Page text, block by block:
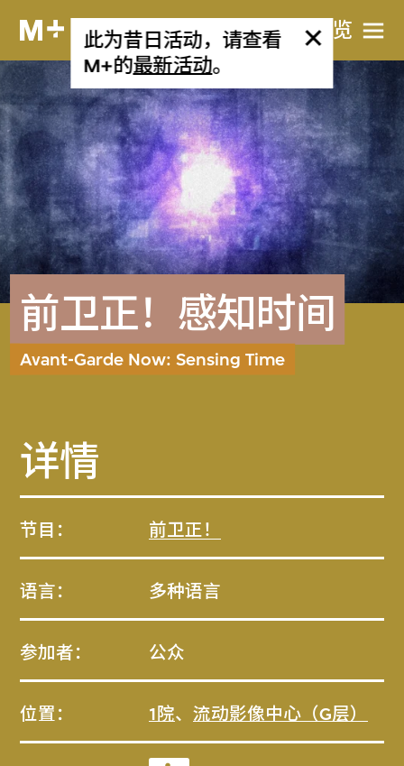
网站导览
此为昔日活动，请查看
M+的最新活动。
前卫正！感知时间
Avant-Garde Now: Sensing Time
详情
节目： 前卫正！
语言： 多种语言
参加者： 公众
位置： 1院、流动影像中心（G层）